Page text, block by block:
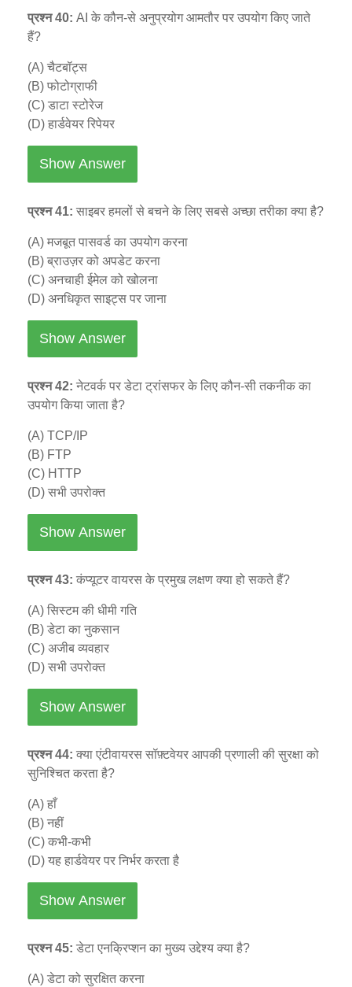
प्रश्न 40: AI के कौन-से अनुप्रयोग आमतौर पर उपयोग किए जाते
हैं?
(A) चैटबॉट्स
(B) फोटोग्राफी
(C) डाटा स्टोरेज
(D) हार्डवेयर रिपेयर
Show Answer
प्रश्न 41: साइबर हमलों से बचने के लिए सबसे अच्छा तरीका क्या है?
(A) मजबूत पासवर्ड का उपयोग करना
(B) ब्राउज़र को अपडेट करना
(C) अनचाही ईमेल को खोलना
(D) अनधिकृत साइट्स पर जाना
Show Answer
प्रश्न 42: नेटवर्क पर डेटा ट्रांसफर के लिए कौन-सी तकनीक का
उपयोग किया जाता है?
(A) TCP/IP
(B) FTP
(C) HTTP
(D) सभी उपरोक्त
Show Answer
प्रश्न 43: कंप्यूटर वायरस के प्रमुख लक्षण क्या हो सकते हैं?
(A) सिस्टम की धीमी गति
(B) डेटा का नुकसान
(C) अजीब व्यवहार
(D) सभी उपरोक्त
Show Answer
प्रश्न 44: क्या एंटीवायरस सॉफ़्टवेयर आपकी प्रणाली की सुरक्षा को
सुनिश्चित करता है?
(A) हाँ
(B) नहीं
(C) कभी-कभी
(D) यह हार्डवेयर पर निर्भर करता है
Show Answer
प्रश्न 45: डेटा एनक्रिप्शन का मुख्य उद्देश्य क्या है?
(A) डेटा को सुरक्षित करना